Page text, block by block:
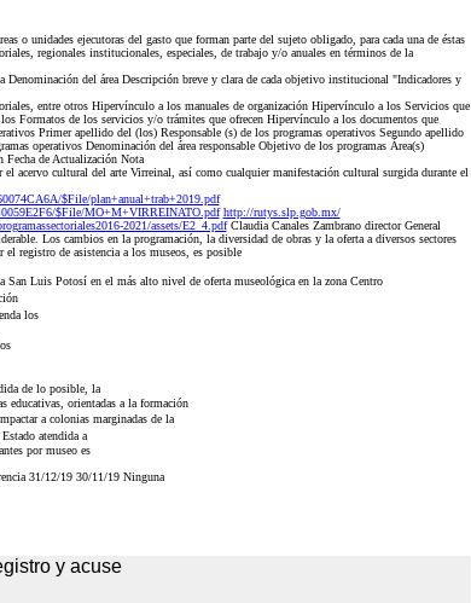
o unidades ejecutoras del gasto que forman parte del sujeto obligado, para cada una de éstas
regionales institucionales, especiales, de trabajo y/o anuales en términos de la
del área Descripción breve y clara de cada objetivo institucional "Indicadores y
entre otros Hipervínculo a los manuales de organización Hipervínculo a los Servicios que
Formatos de los servicios y/o trámites que ofrecen Hipervínculo a los documentos que
Primer apellido del (los) Responsable (s) de los programas operativos Segundo apellido
operativos Denominación del área responsable Objetivo de los programas Área(s)
Fecha de Actualización Nota
acervo cultural del arte Virreinal, así como cualquier manifestación cultural surgida durante el
$File/plan+anual+trab+2019.pdf
$File/MO+M+VIRREINATO.pdf http://rutys.slp.gob.mx/
2021/assets/E2_4.pdfClaudia Canales Zambrano director General
Los cambios en la programación, la diversidad de obras y la oferta a diversos sectores
registro de asistencia a los museos, es posible
Luis Potosí en el más alto nivel de oferta museológica en la zona Centro
los
de lo posible, la
educativas, orientadas a la formación
a colonias marginadas de la
atendida a
por museo es
31/12/19 30/11/19 Ninguna
y acuse